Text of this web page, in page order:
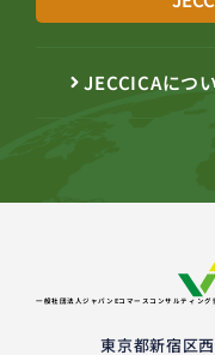
JECCICAにつ
一般社団法人ジャパンEコマースコンサルティング
東京都新宿区